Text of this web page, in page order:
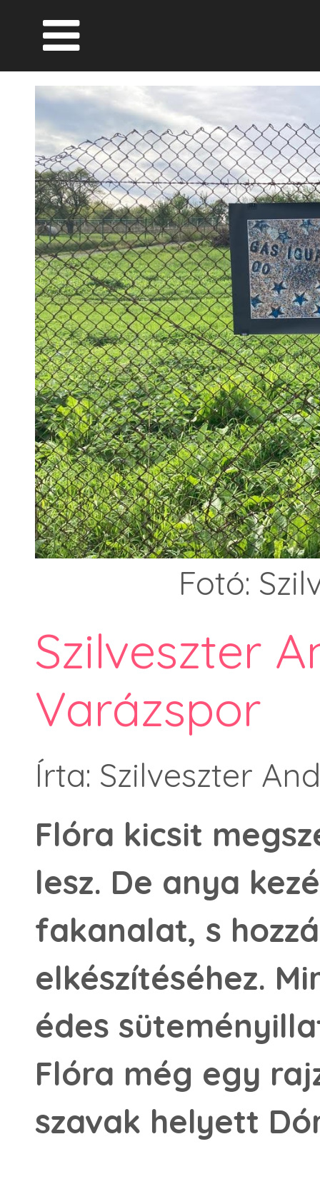
Fotó:
Szilveszter
Varázspor
Írta: Szilveszter
Flóra kicsit
lesz. De anya
fakanalat, s
elkészítéséhez.
édes
Flóra még egy
szavak helyett